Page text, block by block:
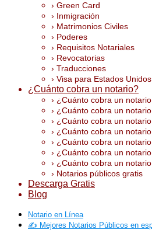
› Green Card
› Inmigración
› Matrimonios Civiles
› Poderes
› Requisitos Notariales
› Revocatorias
› Traducciones
› Visa para Estados Unidos
¿Cuánto cobra un notario?
› ¿Cuánto cobra un
› ¿Cuánto cobra un
› ¿Cuánto cobra un
› ¿Cuánto cobra un
› ¿Cuánto cobra un
› ¿Cuánto cobra un
› ¿Cuánto cobra un
› Notarios públicos gratis
Descarga Gratis
Blog
Notario en Línea
✍️ Mejores Notarios Públicos en